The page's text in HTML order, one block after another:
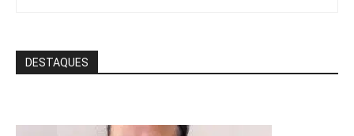
DESTAQUES